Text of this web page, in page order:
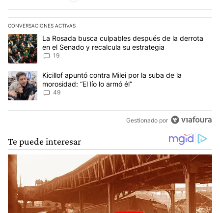
CONVERSACIONES ACTIVAS
Este listado muestra los artículos con más comentarios en los
Un artículo de tendencia con el título "La Rosada busca
La Rosada busca culpables después de la derrota
en el Senado y recalcula su estrategia
19
Un artículo de tendencia con el título "Kicillof apuntó contra Milei
Kicillof apuntó contra Milei por la suba de la
morosidad: “El lío lo armó él”
49
Gestionado por